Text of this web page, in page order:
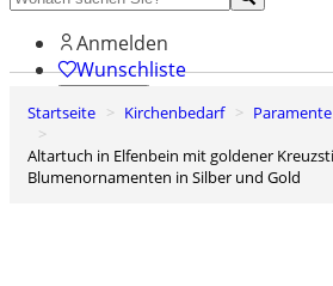
Anmelden
Wunschliste
0
Startseite Kirchenbedarf Paramente
Altartuch in Elfenbein mit goldener Kreuzstickerei und
Blumenornamenten in Silber und Gold